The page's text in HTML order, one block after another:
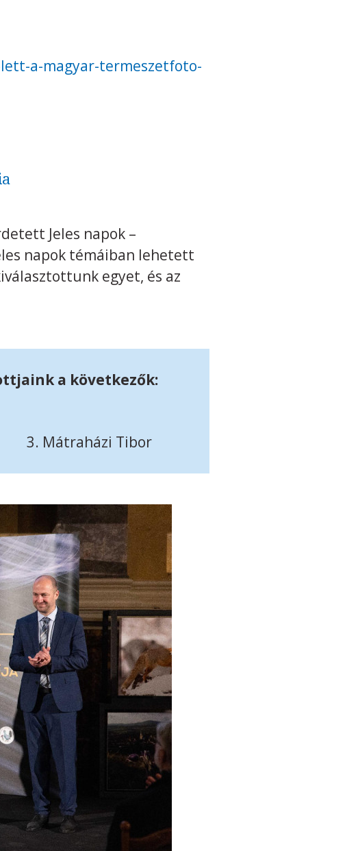
a-magyar-termeszetfoto-
Jeles napok –
napok témáiban lehetett
egyet, és az
a következők:
Tibor